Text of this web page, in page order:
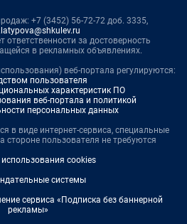
+7 (3452) 56-72-72 доб. 3335,
ответственности за достоверность
в рекламных объявлениях.
веб-портала регулируются:
пользователя
характеристик ПО
веб-портала и политикой
персональных данных
в виде интернет-сервиса, специальные
стороне пользователя не требуются
cookies
системы
сервиса «Подписка без баннерной
рекламы»